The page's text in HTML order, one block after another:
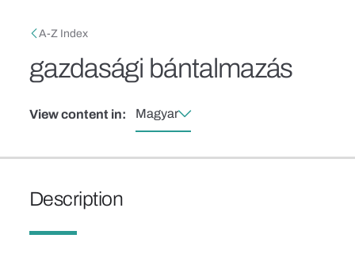
Breadcrumb
A-Z Index
gazdasági bántalmazás
View content in: Magyar
Description